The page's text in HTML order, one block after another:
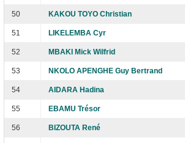
50 KAKOU TOYO Christian
51 LIKELEMBA Cyr
52 MBAKI Mick Wilfrid
53 NKOLO APENGHE Guy Bertrand
54 AIDARA Hadina
55 EBAMU Trésor
56 BIZOUTA René